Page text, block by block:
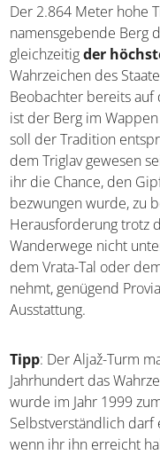
Der 2.864 Meter hohe
namensgebende Berg
gleichzeitigder
Wahrzeichen des
Beobachter bereits auf
ist der Berg im
soll der Tradition
dem Triglav gewesen
ihr die Chance, den
bezwungen wurde, zu
Herausforderung trotz
Wanderwege nicht
dem Vrata-Tal oder
nehmt, genügend
Ausstattung.
Tipp: Der Aljaž-Turm
Jahrhundert das
wurde im Jahr 1999
Selbstverständlich darf
wenn ihr ihn erreicht